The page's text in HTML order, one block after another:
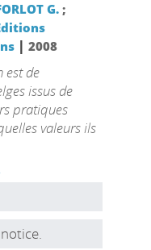
G.;
| 2008
est de
issus de
pratiques
valeurs ils